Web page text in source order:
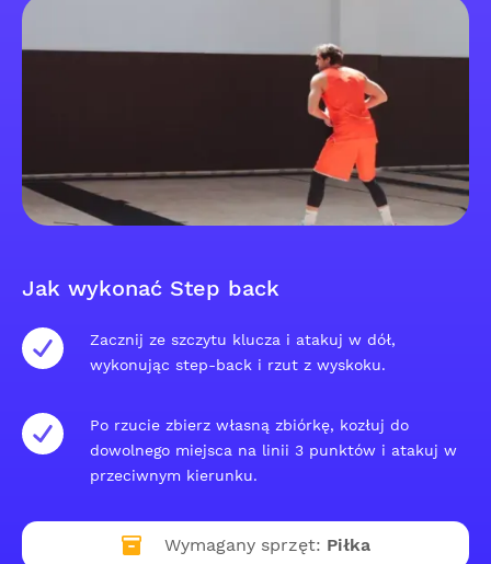
Jak wykonać Step back
Zacznij ze szczytu klucza i atakuj w dół,
wykonując step-back i rzut z wyskoku.
Po rzucie zbierz własną zbiórkę, kozłuj do
dowolnego miejsca na linii 3 punktów i atakuj w
przeciwnym kierunku.
Wymagany sprzęt: Piłka